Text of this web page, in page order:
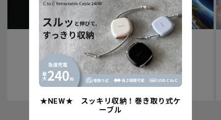
認知症予防への取り組みについて
★NEW★ スッキリ収納！巻き取り式ケ
ーブル